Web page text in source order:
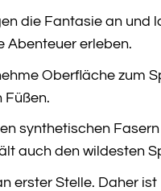
die Fantasie an und
Abenteuer erleben.
Oberfläche zum
Füßen.
synthetischen
auch den wildesten
erster Stelle. Daher